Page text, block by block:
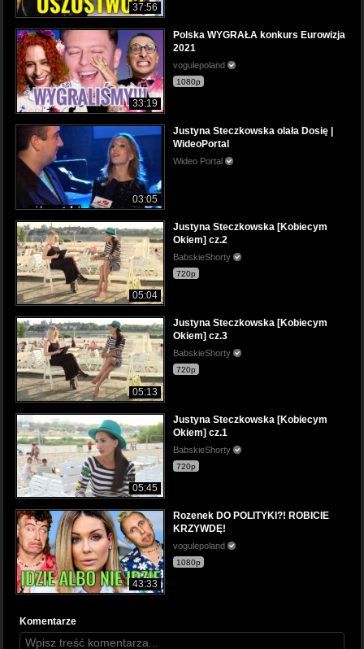
37:56
33:19
Polska WYGRAŁA konkurs Eurowizja
2021
vogulepoland
1080p
03:05
Justyna Steczkowska olała Dosię |
WideoPortal
Wideo Portal
05:04
Justyna Steczkowska [Kobiecym
Okiem] cz.2
BabskieShorty
720p
05:13
Justyna Steczkowska [Kobiecym
Okiem] cz.3
BabskieShorty
720p
05:45
Justyna Steczkowska [Kobiecym
Okiem] cz.1
BabskieShorty
720p
43:33
Rozenek DO POLITYKI?! ROBICIE
KRZYWDĘ!
vogulepoland
1080p
Komentarze